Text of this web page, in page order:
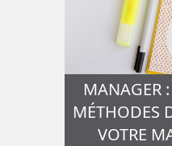
MANAGER
MÉTHODES
VOTRE